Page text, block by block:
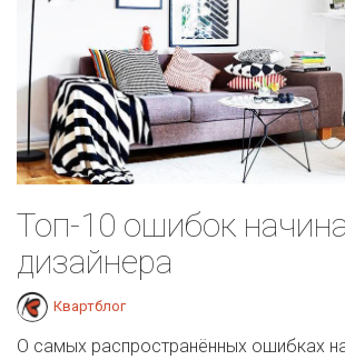
Топ-10 ошибок
дизайнера
Квартблог
О самых распространённых ошибках